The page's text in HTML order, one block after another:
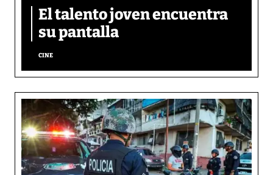
El talento joven encuentra
su pantalla​
CINE